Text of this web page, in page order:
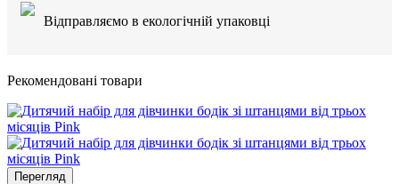
Відправляємо в екологічній упаковці
Рекомендовані товари
Перегляд